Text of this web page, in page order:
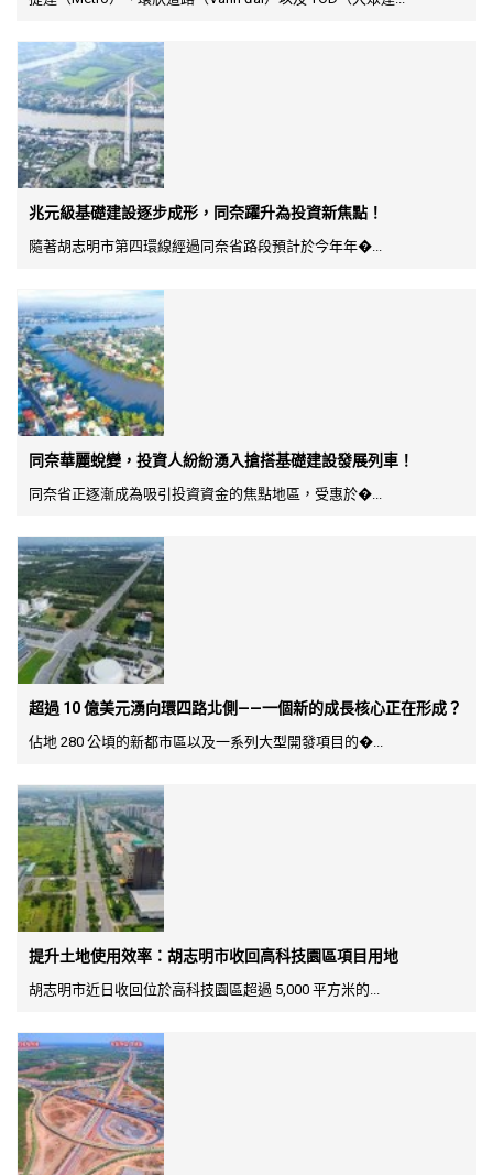
兆元級基礎建設逐步成形，同奈躍升為投資新焦點！
隨著胡志明市第四環線經過同奈省路段預計於今年年�...
同奈華麗蛻變，投資人紛紛湧入搶搭基礎建設發展列車！
同奈省正逐漸成為吸引投資資金的焦點地區，受惠於�...
超過 10 億美元湧向環四路北側——一個新的成長核心正在形成？
佔地 280 公頃的新都市區以及一系列大型開發項目的�...
提升土地使用效率：胡志明市收回高科技園區項目用地
胡志明市近日收回位於高科技園區超過 5,000 平方米的...